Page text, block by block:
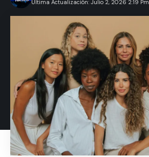
Última Actualización: Julio 2, 2026 2:19 Pm